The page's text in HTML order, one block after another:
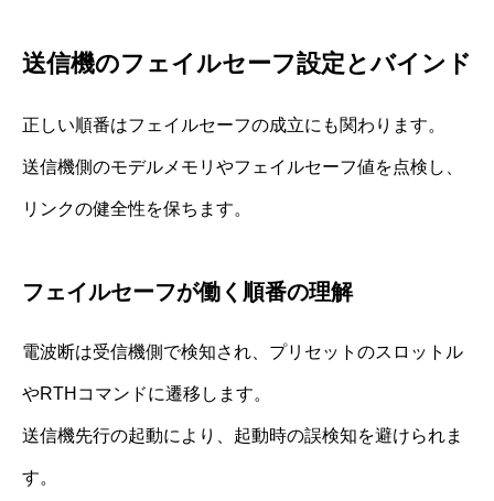
送信機のフェイルセーフ設定とバインド
正しい順番はフェイルセーフの成立にも関わります。
送信機側のモデルメモリやフェイルセーフ値を点検し、
リンクの健全性を保ちます。
フェイルセーフが働く順番の理解
電波断は受信機側で検知され、プリセットのスロットル
やRTHコマンドに遷移します。
送信機先行の起動により、起動時の誤検知を避けられま
す。